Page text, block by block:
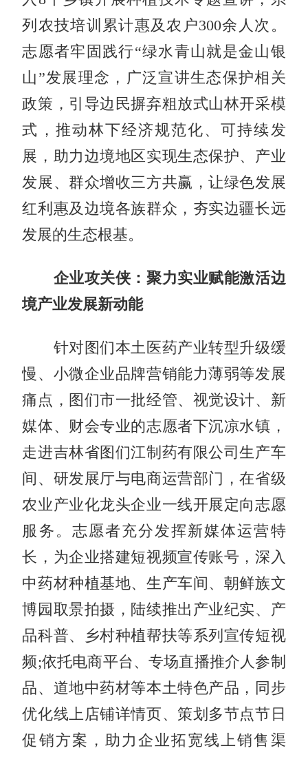
列农技培训累计惠及农户300余人次。
志愿者牢固践行“绿水青山就是金山银
山”发展理念，广泛宣讲生态保护相关
政策，引导边民摒弃粗放式山林开采模
式，推动林下经济规范化、可持续发
展，助力边境地区实现生态保护、产业
发展、群众增收三方共赢，让绿色发展
红利惠及边境各族群众，夯实边疆长远
发展的生态根基。
企业攻关侠：聚力实业赋能激活边
境产业发展新动能
针对图们本土医药产业转型升级缓
慢、小微企业品牌营销能力薄弱等发展
痛点，图们市一批经管、视觉设计、新
媒体、财会专业的志愿者下沉凉水镇，
走进吉林省图们江制药有限公司生产车
间、研发展厅与电商运营部门，在省级
农业产业化龙头企业一线开展定向志愿
服务。志愿者充分发挥新媒体运营特
长，为企业搭建短视频宣传账号，深入
中药材种植基地、生产车间、朝鲜族文
博园取景拍摄，陆续推出产业纪实、产
品科普、乡村种植帮扶等系列宣传短视
频;依托电商平台、专场直播推介人参制
品、道地中药材等本土特色产品，同步
优化线上店铺详情页、策划多节点节日
促销方案，助力企业拓宽线上销售渠